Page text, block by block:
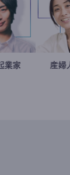
駒崎弘樹
社会起業家